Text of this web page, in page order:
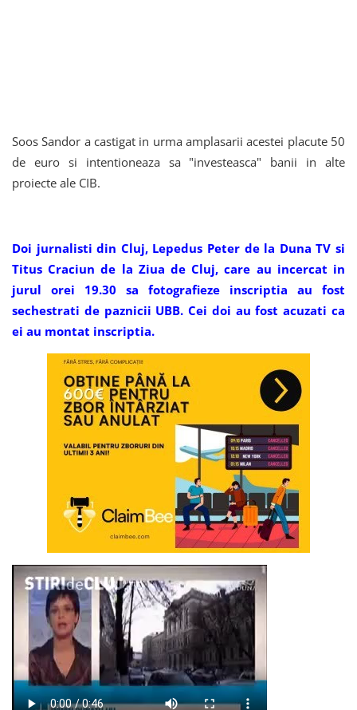
Soos Sandor a castigat in urma amplasarii acestei placute 50
de euro si intentioneaza sa "investeasca" banii in alte
proiecte ale CIB.
Doi jurnalisti din Cluj, Lepedus Peter de la Duna TV si
Titus Craciun de la Ziua de Cluj, care au incercat in
jurul orei 19.30 sa fotografieze inscriptia au fost
sechestrati de paznicii UBB. Cei doi au fost acuzati ca
ei au montat inscriptia.